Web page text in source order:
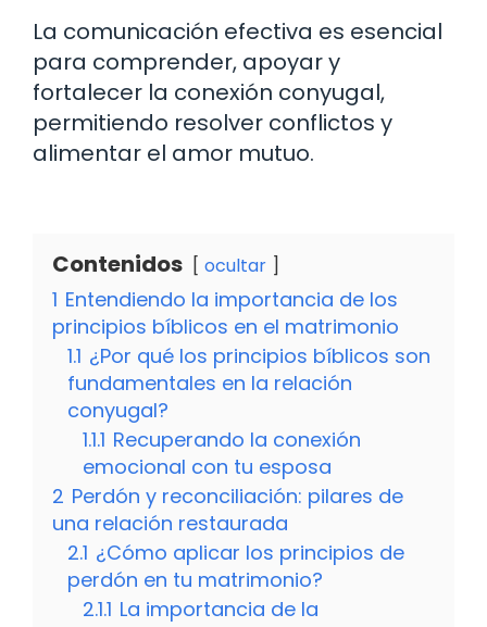
La comunicación efectiva es esencial
para comprender, apoyar y
fortalecer la conexión conyugal,
permitiendo resolver conflictos y
alimentar el amor mutuo.
Contenidos ocultar
1 Entendiendo la importancia de los
principios bíblicos en el matrimonio
1.1 ¿Por qué los principios bíblicos son
fundamentales en la relación
conyugal?
1.1.1 Recuperando la conexión
emocional con tu esposa
2 Perdón y reconciliación: pilares de
una relación restaurada
2.1 ¿Cómo aplicar los principios de
perdón en tu matrimonio?
2.1.1 La importancia de la